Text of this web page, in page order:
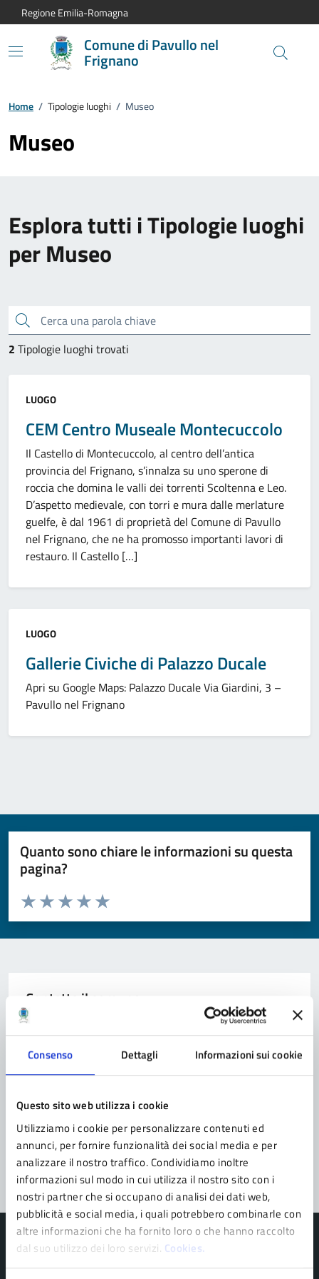
Consenso Dettagli Informazioni sui cookie
Questo sito web utilizza i cookie
Utilizziamo i cookie per personalizzare contenuti ed
annunci, per fornire funzionalità dei social media e per
analizzare il nostro traffico. Condividiamo inoltre
informazioni sul modo in cui utilizza il nostro sito con i
nostri partner che si occupano di analisi dei dati web,
pubblicità e social media, i quali potrebbero combinarle con
altre informazioni che ha fornito loro o che hanno raccolto
dal suo utilizzo dei loro servizi. Cookies.
Vai al contenuto principale
Vai alla navigazione del sito
Vai al piede di pagina
Regione Emilia-Romagna
Comune di Pavullo nel
Frignano
Home / Tipologie luoghi / Museo
Museo
Esplora tutti i Tipologie luoghi
per Museo
Cerca una parola chiave
2 Tipologie luoghi trovati
Categoria:
LUOGO
CEM Centro Museale Montecuccolo
Il Castello di Montecuccolo, al centro dell’antica
provincia del Frignano, s’innalza su uno sperone di
roccia che domina le valli dei torrenti Scoltenna e Leo.
D’aspetto medievale, con torri e mura dalle merlature
guelfe, è dal 1961 di proprietà del Comune di Pavullo
nel Frignano, che ne ha promosso importanti lavori di
restauro. Il Castello […]
Categoria:
LUOGO
Gallerie Civiche di Palazzo Ducale
Apri su Google Maps: Palazzo Ducale Via Giardini, 3 –
Pavullo nel Frignano
Quanto sono chiare le informazioni su questa
pagina?
Valuta da 1 a 5 stelle la pagina
Valuta 5 stelle su 5
Valuta 4 stelle su 5
Valuta 3 stelle su 5
Valuta 2 stelle su 5
Valuta 1 stelle su 5
Contatta il comune
Richiedi assistenza
Problemi in città
Segnala disservizio